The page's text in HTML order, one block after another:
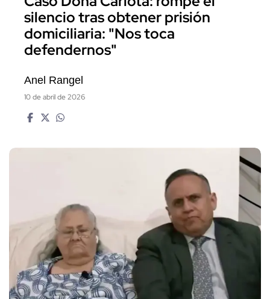
silencio tras obtener prisión
domiciliaria: "Nos toca
defendernos"
Anel Rangel
10 de abril de 2026